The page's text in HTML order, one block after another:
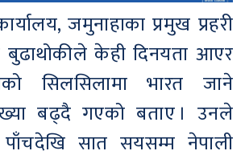
जमुनाहाका प्रमुख प्रहरी
बुढाथोकीले केही दिनयता आएर
सिलसिलामा भारत जाने
बढ्दै गएको बताए । उनले
सात सयसम्म नेपाली